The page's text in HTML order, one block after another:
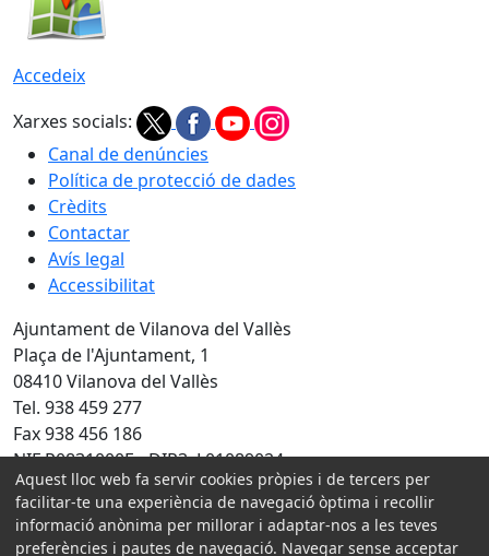
Accedeix
Xarxes socials:
Canal de denúncies
Política de protecció de dades
Crèdits
Contactar
Avís legal
Accessibilitat
Ajuntament de Vilanova del Vallès
Plaça de l'Ajuntament, 1
08410 Vilanova del Vallès
Tel. 938 459 277
Fax 938 456 186
NIF P0831000E - DIR3: L01089024
Amb la col·laboració de:
Aquest lloc web fa servir cookies pròpies i de tercers per
facilitar-te una experiència de navegació òptima i recollir
informació anònima per millorar i adaptar-nos a les teves
preferències i pautes de navegació. Navegar sense acceptar